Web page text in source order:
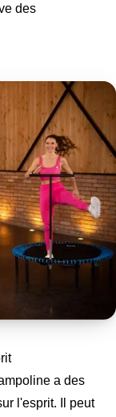
des
a des
l'esprit. Il peut